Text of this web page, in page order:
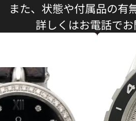
また、状態や付属品の有
詳しくはお電話でお